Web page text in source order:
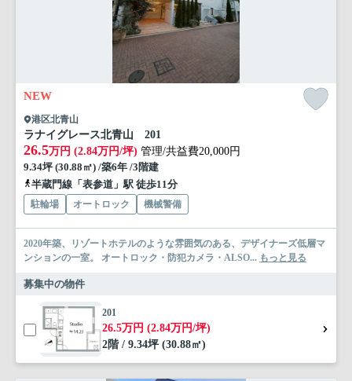
NEW
港区北青山
ラナイグレース北青山 201
26.5万円 (2.84万円/坪) 管理/共益費20,000円
9.34坪 (30.88㎡) /築6年 /3階建
半蔵門線「表参道」駅 徒歩11分
駐輪場 オートロック 機械警備
2020年築、リゾートホテルのような雰囲気のある、デザイナーズ低層マ
ンションの一室。 オートロック・防犯カメラ・ALSO... もっと見る
募集中の物件
201
26.5万円 (2.84万円/坪)
2階 / 9.34坪 (30.88㎡)